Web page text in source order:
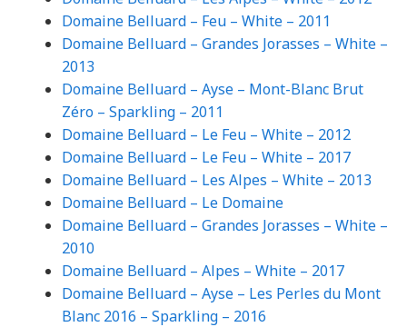
Domaine Belluard – Feu – White – 2011
Domaine Belluard – Grandes Jorasses – White –
2013
Domaine Belluard – Ayse – Mont-Blanc Brut
Zéro – Sparkling – 2011
Domaine Belluard – Le Feu – White – 2012
Domaine Belluard – Le Feu – White – 2017
Domaine Belluard – Les Alpes – White – 2013
Domaine Belluard – Le Domaine
Domaine Belluard – Grandes Jorasses – White –
2010
Domaine Belluard – Alpes – White – 2017
Domaine Belluard – Ayse – Les Perles du Mont
Blanc 2016 – Sparkling – 2016